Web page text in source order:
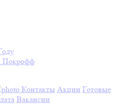
Покрофф
Контакты Акции Готовые
Вакансии